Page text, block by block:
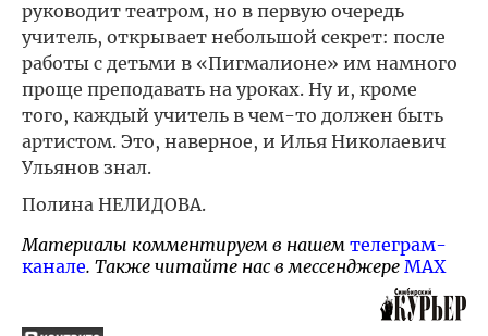
руководит театром, но в первую очередь
учитель, открывает небольшой секрет: после
работы с детьми в «Пигмалионе» им намного
проще преподавать на уроках. Ну и, кроме
того, каждый учитель в чем-то должен быть
артистом. Это, наверное, и Илья Николаевич
Ульянов знал.
Полина НЕЛИДОВА.
Материалы комментируем в нашем телеграм-
канале. Также читайте нас в мессенджере MAX